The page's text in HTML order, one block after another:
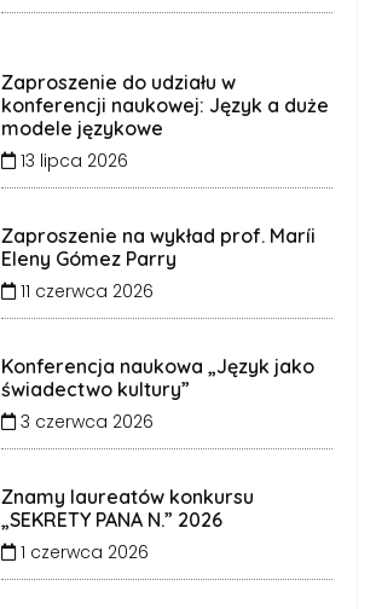
Zaproszenie do udziału w
konferencji naukowej: Język a duże
modele językowe
13 lipca 2026
Zaproszenie na wykład prof. Maríi
Eleny Gómez Parry
11 czerwca 2026
Konferencja naukowa „Język jako
świadectwo kultury”
3 czerwca 2026
Znamy laureatów konkursu
„SEKRETY PANA N.” 2026
1 czerwca 2026